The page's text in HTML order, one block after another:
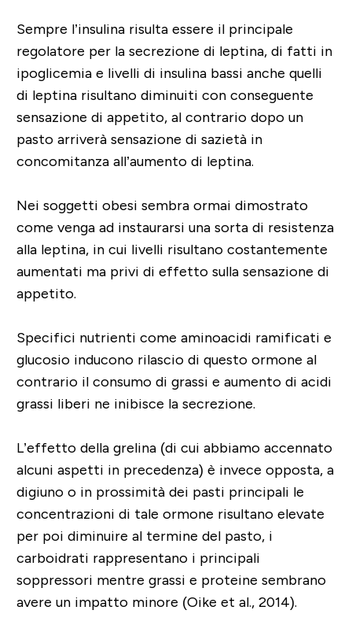
Sempre l’insulina risulta essere il principale
regolatore per la secrezione di leptina, di fatti in
ipoglicemia e livelli di insulina bassi anche quelli
di leptina risultano diminuiti con conseguente
sensazione di appetito, al contrario dopo un
pasto arriverà sensazione di sazietà in
concomitanza all’aumento di leptina.
Nei soggetti obesi sembra ormai dimostrato
come venga ad instaurarsi una sorta di resistenza
alla leptina, in cui livelli risultano costantemente
aumentati ma privi di effetto sulla sensazione di
appetito.
Specifici nutrienti come aminoacidi ramificati e
glucosio inducono rilascio di questo ormone al
contrario il consumo di grassi e aumento di acidi
grassi liberi ne inibisce la secrezione.
L’effetto della grelina (di cui abbiamo accennato
alcuni aspetti in precedenza) è invece opposta, a
digiuno o in prossimità dei pasti principali le
concentrazioni di tale ormone risultano elevate
per poi diminuire al termine del pasto, i
carboidrati rappresentano i principali
soppressori mentre grassi e proteine sembrano
avere un impatto minore (Oike et al., 2014).